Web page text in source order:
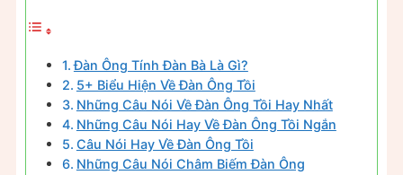
Đàn Ông Tính Đàn Bà Là Gì?
5+ Biểu Hiện Về Đàn Ông Tồi
Những Câu Nói Về Đàn Ông Tồi Hay Nhất
Những Câu Nói Hay Về Đàn Ông Tồi Ngắn
Câu Nói Hay Về Đàn Ông Tồi
Những Câu Nói Châm Biếm Đàn Ông